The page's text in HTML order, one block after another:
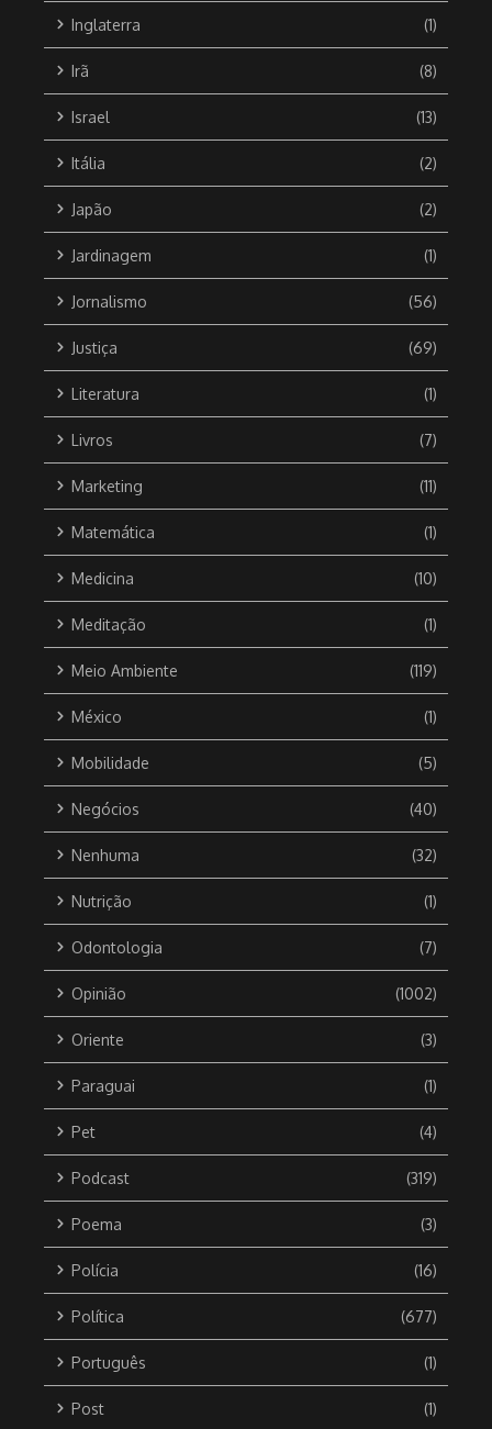
Inglaterra (1)
Irã (8)
Israel (13)
Itália (2)
Japão (2)
Jardinagem (1)
Jornalismo (56)
Justiça (69)
Literatura (1)
Livros (7)
Marketing (11)
Matemática (1)
Medicina (10)
Meditação (1)
Meio Ambiente (119)
México (1)
Mobilidade (5)
Negócios (40)
Nenhuma (32)
Nutrição (1)
Odontologia (7)
Opinião (1002)
Oriente (3)
Paraguai (1)
Pet (4)
Podcast (319)
Poema (3)
Polícia (16)
Política (677)
Português (1)
Post (1)